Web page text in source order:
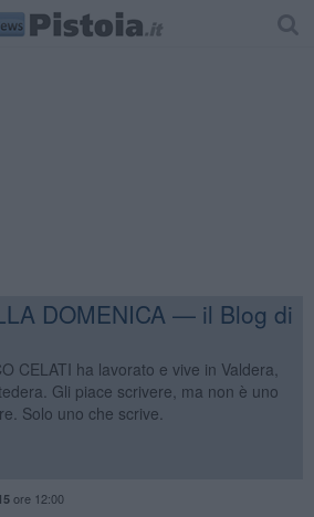
DOMENICA — il Blog di
CELATI ha lavorato e vive in Valdera,
Gli piace scrivere, ma non è uno
Solo uno che scrive.
ore 12:00